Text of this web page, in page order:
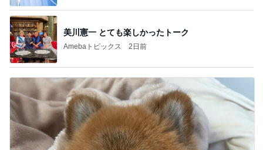
美川憲一 とても楽しかったトーク
Amebaトピックス 2日前